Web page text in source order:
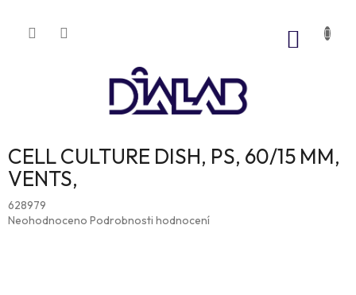
obsah
CELL CULTURE DISH, PS, 60/15 MM,
VENTS,
628979
Průměrné
Neohodnoceno Podrobnosti hodnocení